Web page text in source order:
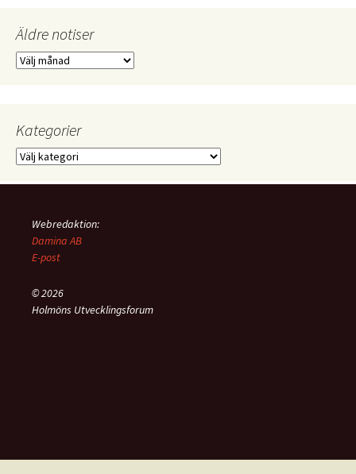
Äldre notiser
Äldre
Kategorier
Kategorier
Webredaktion:
Damina AB
E-post
© 2026
Holmöns Utvecklingsforum